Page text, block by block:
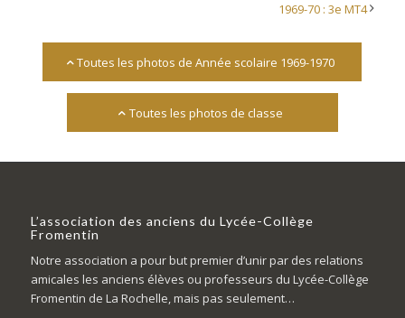
1969-70 : 3e MT4
Toutes les photos de Année scolaire 1969-1970
Toutes les photos de classe
L’association des anciens du Lycée-Collège
Fromentin
Notre association a pour but premier d’unir par des relations
amicales les anciens élèves ou professeurs du Lycée-Collège
Fromentin de La Rochelle, mais pas seulement…